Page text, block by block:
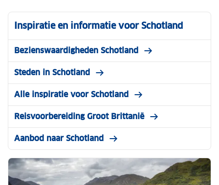
Inspiratie en informatie voor Schotland
Bezienswaardigheden Schotland
Steden in Schotland
Alle inspiratie voor Schotland
Reisvoorbereiding Groot Brittanië
Aanbod naar Schotland